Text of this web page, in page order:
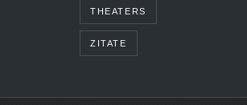
THEATERS
ZITATE